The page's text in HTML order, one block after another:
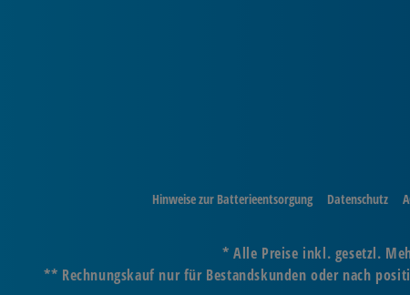
Hinweise zur Batterieentsorgung Datenschutz
* Alle Preise inkl. gesetzl.
** Rechnungskauf nur für Bestandskunden oder nach